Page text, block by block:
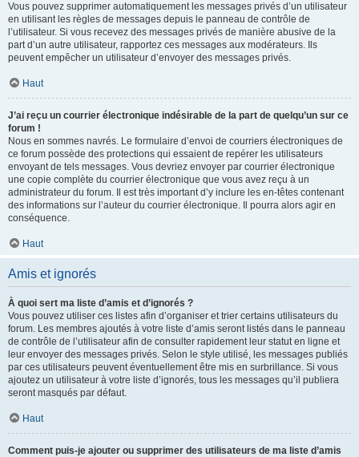
Vous pouvez supprimer automatiquement les messages privés d’un utilisateur
en utilisant les règles de messages depuis le panneau de contrôle de
l’utilisateur. Si vous recevez des messages privés de manière abusive de la
part d’un autre utilisateur, rapportez ces messages aux modérateurs. Ils
peuvent empêcher un utilisateur d’envoyer des messages privés.
Haut
J’ai reçu un courrier électronique indésirable de la part de quelqu’un sur ce
forum !
Nous en sommes navrés. Le formulaire d’envoi de courriers électroniques de
ce forum possède des protections qui essaient de repérer les utilisateurs
envoyant de tels messages. Vous devriez envoyer par courrier électronique
une copie complète du courrier électronique que vous avez reçu à un
administrateur du forum. Il est très important d’y inclure les en-têtes contenant
des informations sur l’auteur du courrier électronique. Il pourra alors agir en
conséquence.
Haut
Amis et ignorés
À quoi sert ma liste d’amis et d’ignorés ?
Vous pouvez utiliser ces listes afin d’organiser et trier certains utilisateurs du
forum. Les membres ajoutés à votre liste d’amis seront listés dans le panneau
de contrôle de l’utilisateur afin de consulter rapidement leur statut en ligne et
leur envoyer des messages privés. Selon le style utilisé, les messages publiés
par ces utilisateurs peuvent éventuellement être mis en surbrillance. Si vous
ajoutez un utilisateur à votre liste d’ignorés, tous les messages qu’il publiera
seront masqués par défaut.
Haut
Comment puis-je ajouter ou supprimer des utilisateurs de ma liste d’amis